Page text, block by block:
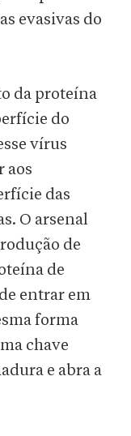
evasivas do
da proteína
do
vírus
aos
das
O arsenal
de
de
entrar em
forma
chave
e abra a